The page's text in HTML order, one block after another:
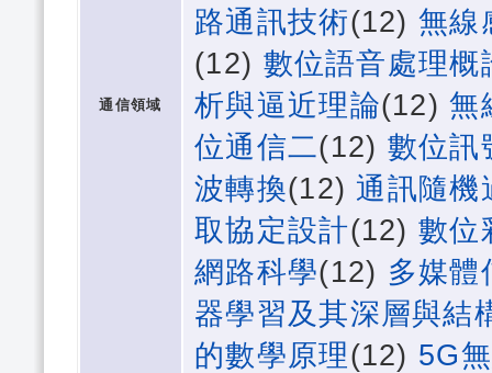
通信領域
路通訊技術(12) 無線
(12) 數位語音處理概
析與逼近理論(12)無
位通信二(12) 數位訊
波轉換(12) 通訊隨機
取協定設計(12) 數位
網路科學(12) 多媒體
器學習及其深層與結
的數學原理(12) 5G